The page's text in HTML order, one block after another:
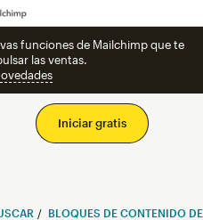
funciones de Mailchimp que te
las ventas.
Iniciar gratis
BLOQUES DE CONTENIDO